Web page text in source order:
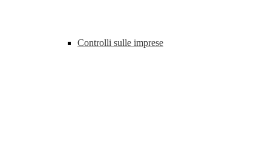
Controlli sulle imprese